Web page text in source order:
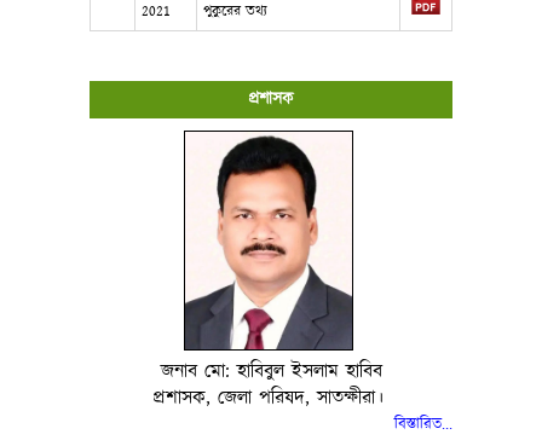
2021
পুকুরের তথ্য
প্রশাসক
জনাব মো: হাবিবুল ইসলাম হাবিব
প্রশাসক, জেলা পরিষদ, সাতক্ষীরা।
বিস্তারিত...